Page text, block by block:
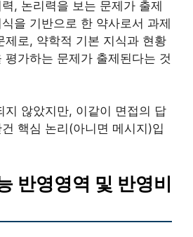
, 논리력을 보는 문제가 출제
을 기반으로 한 약사로서 과제
제로, 약학적 기본 지식과 현황
평가하는 문제가 출제된다는 것
지 않았지만, 이같이 면접의 답
핵심 논리(아니면 메시지)입
반영영역 및 반영비